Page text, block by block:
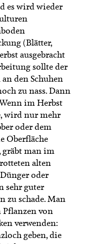
es wird wieder
(Blätter,
ausgebracht
sollte der
den Schuhen
zu nass. Dann
im Herbst
wird nur mehr
oder dem
Oberfläche
man im
alten
oder
sehr guter
zu schade. Man
Pflanzen von
verwenden:
geben, die